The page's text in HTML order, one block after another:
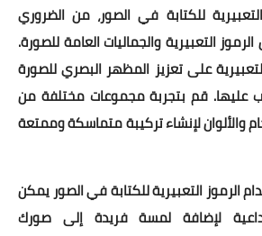
للكتابة في الصور، من الضروري
التعبيرية والجماليات العامة للصورة.
على تعزيز المظهر البصري للصورة
عليها. قم بتجربة مجموعات مختلفة من
والألوان لإنشاء تركيبة متماسكة وممتعة
الرموز التعبيرية للكتابة في الصور يمكن
لإضافة لمسة فريدة إلى صورك